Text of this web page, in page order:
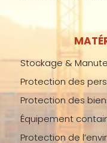
Stockage &
Protection des
Protection des
Équipement
Protection de